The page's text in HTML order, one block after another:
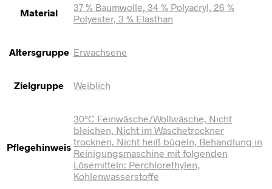
Material
37 % Baumwolle, 34 % Polyacryl, 26 %
Polyester, 3 % Elasthan
Altersgruppe Erwachsene
Zielgruppe Weiblich
Pflegehinweis
30°C Feinwäsche/Wollwäsche, Nicht
bleichen, Nicht im Wäschetrockner
trocknen, Nicht heiß bügeln, Behandlung in
Reinigungsmaschine mit folgenden
Lösemitteln: Perchlorethylen,
Kohlenwasserstoffe